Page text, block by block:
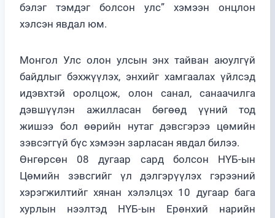
бэлэг тэмдэг болсон улс” хэмээн онцлон
хэлсэн явдал юм.
Монгол Улс олон улсын энх тайван аюулгүй
байдлыг бэхжүүлэх, энхийг хамгаалах үйлсэд
идэвхтэй оролцож, олон санал, санаачилга
дэвшүүлэн ажилласан бөгөөд үүний тод
жишээ бол өөрийн нутаг дэвсгэрээ цөмийн
зэвсэггүй бүс хэмээн зарласан явдал билээ.
Өнгөрсөн 08 дугаар сард болсон НҮБ-ын
Цөмийн зэвсгийг үл дэлгэрүүлэх гэрээний
хэрэгжилтийг хянан хэлэлцэх 10 дугаар бага
хурлын нээлтэд НҮБ-ын Ерөнхий нарийн